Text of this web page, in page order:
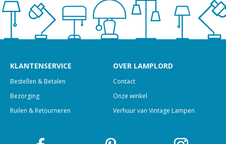
KLANTENSERVICE
Bestellen & Betalen
Bezorging
Ruilen & Retourneren
OVER LAMPLORD
Contact
Onze winkel
Verhuur van Vintage Lampen